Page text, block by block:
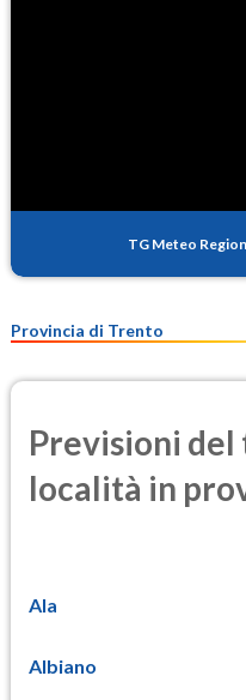
TG Meteo
Provincia di Trento
Previsioni
località in
Ala
Albiano